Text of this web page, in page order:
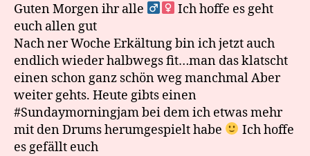
Guten Morgen ihr alle ‍
Ich hoffe es geht
euch allen gut
Nach ner Woche Erkältung bin ich jetzt auch
endlich wieder halbwegs fit…man das klatscht
einen schon ganz schön weg manchmal Aber
weiter gehts. Heute gibts einen
#Sundaymorningjam bei dem ich etwas mehr
mit den Drums herumgespielt habe
Ich hoffe
es gefällt euch